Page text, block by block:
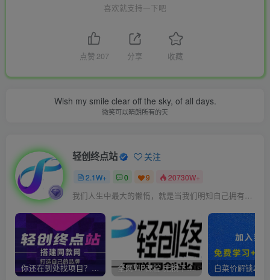
喜欢就支持一下吧
点赞 207 分享 收藏
Wish my smile clear off the sky, of all days.
微笑可以晴朗所有的天
轻创终点站 关注
2.1W+ 0 9 20730W+
我们人生中最大的懒惰，就是当我们明知自己拥有作出选择的能力，却不去主动改变而是放任它的生活态度
你还在到处找项目？还在当韭菜？我靠卖项目一个月收入5万+，曾经我也是个失败者。 全网VIP课程 无损下载~